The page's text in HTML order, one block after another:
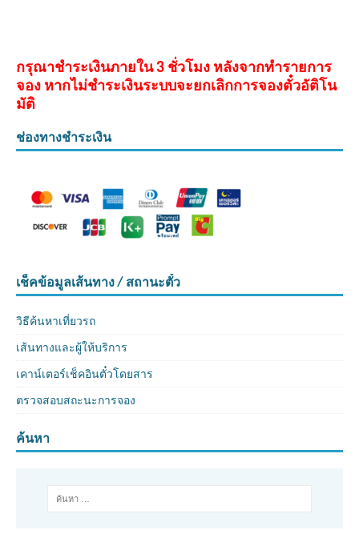
กรุณาชำระเงินภายใน 3 ชั่วโมง หลังจากทำรายการ
จอง หากไม่ชำระเงินระบบจะยกเลิกการจองตั๋วอัติโน
มัติ
ช่องทางชำระเงิน
เช็คข้อมูลเส้นทาง / สถานะตั๋ว
วิธีค้นหาเที่ยวรถ
เส้นทางและผู้ให้บริการ
เคาน์เตอร์เช็คอินตั๋วโดยสาร
ตรวจสอบสถะนะการจอง
ค้นหา